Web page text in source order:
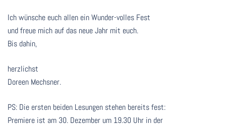
Ich wünsche euch allen ein Wunder-volles Fest
und freue mich auf das neue Jahr mit euch.
Bis dahin,
herzlichst
Doreen Mechsner.
PS: Die ersten beiden Lesungen stehen bereits fest:
Premiere ist am 30. Dezember um 19.30 Uhr in der